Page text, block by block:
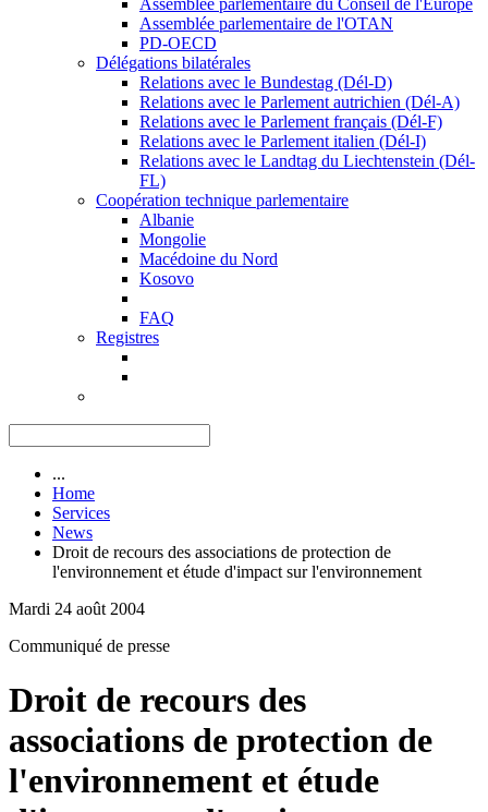
Assemblée parlementaire du Conseil de l'Europe
Assemblée parlementaire de l'OTAN
PD-OECD
Délégations bilatérales
Relations avec le Bundestag (Dél-D)
Relations avec le Parlement autrichien (Dél-A)
Relations avec le Parlement français (Dél-F)
Relations avec le Parlement italien (Dél-I)
Relations avec le Landtag du Liechtenstein (Dél-
FL)
Coopération technique parlementaire
Albanie
Mongolie
Macédoine du Nord
Kosovo
FAQ
Registres
...
Home
Services
News
Droit de recours des associations de protection de
l'environnement et étude d'impact sur l'environnement
Mardi 24 août 2004
Communiqué de presse
Droit de recours des
associations de protection de
l'environnement et étude